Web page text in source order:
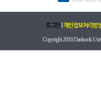
로그인|개인정보처리방
Copyright 2016 Dankook